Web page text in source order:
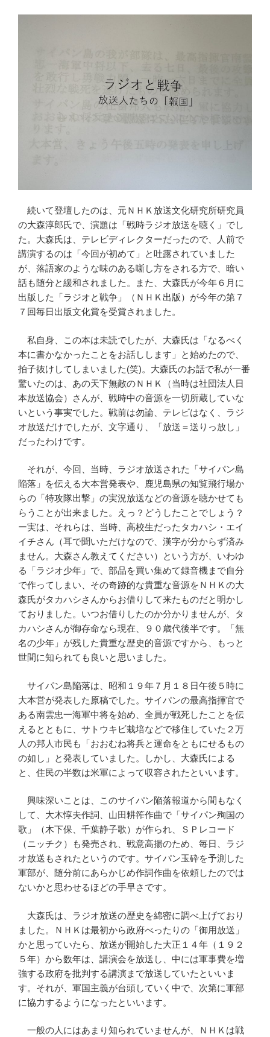
続いて登壇したのは、元ＮＨＫ放送文化研究所研究員
の大森淳郎氏で、演題は「戦時ラジオ放送を聴く」でし
た。大森氏は、テレビディレクターだったので、人前で
講演するのは「今回が初めて」と吐露されていました
が、落語家のような味のある噺し方をされる方で、暗い
話も随分と緩和されました。また、大森氏が今年６月に
出版した「ラジオと戦争」（ＮＨＫ出版）が今年の第７
７回毎日出版文化賞を受賞されました。
私自身、この本は未読でしたが、大森氏は「なるべく
本に書かなかったことをお話しします」と始めたので、
拍子抜けしてしまいました(笑)。大森氏のお話で私が一番
驚いたのは、あの天下無敵のＮＨＫ（当時は社団法人日
本放送協会）さんが、戦時中の音源を一切所蔵していな
いという事実でした。戦前は勿論、テレビはなく、ラジ
オ放送だけでしたが、文字通り、「放送＝送りっ放し」
だったわけです。
それが、今回、当時、ラジオ放送された「サイパン島
陥落」を伝える大本営発表や、鹿児島県の知覧飛行場か
らの「特攻隊出撃」の実況放送などの音源を聴かせても
らうことが出来ました。えっ？どうしたことでしょう？
ー実は、それらは、当時、高校生だったタカハシ・エイ
イチさん（耳で聞いただけなので、漢字が分からず済み
ません。大森さん教えてください）という方が、いわゆ
る「ラジオ少年」で、部品を買い集めて録音機まで自分
で作ってしまい、その奇跡的な貴重な音源をＮＨＫの大
森氏がタカハシさんからお借りして来たものだと明かし
ておりました。いつお借りしたのか分かりませんが、タ
カハシさんが御存命なら現在、９０歳代後半です。「無
名の少年」が残した貴重な歴史的音源ですから、もっと
世間に知られても良いと思いました。
サイパン島陥落は、昭和１９年７月１８日午後５時に
大本営が発表した原稿でした。サイパンの最高指揮官で
ある南雲忠一海軍中将を始め、全員が戦死したことを伝
えるとともに、サトウキビ栽培などで移住していた２万
人の邦人市民も「おおむね将兵と運命をともにせるもの
の如し」と発表していました。しかし、大森氏による
と、住民の半数は米軍によって収容されたといいます。
興味深いことは、このサイパン陥落報道から間もなく
して、大木惇夫作詞、山田耕筰作曲で「サイパン殉国の
歌」（木下保、千葉静子歌）が作られ、ＳＰレコード
（ニッチク）も発売され、戦意高揚のため、毎日、ラジ
オ放送もされたというのです。サイパン玉砕を予測した
軍部が、随分前にあらかじめ作詞作曲を依頼したのでは
ないかと思わせるほどの手早さです。
大森氏は、ラジオ放送の歴史を綿密に調べ上げており
ました。ＮＨＫは最初から政府べったりの「御用放送」
かと思っていたら、放送が開始した大正１４年（１９２
５年）から数年は、講演会を放送し、中には軍事費を増
強する政府を批判する講演まで放送していたといいま
す。それが、軍国主義が台頭していく中で、次第に軍部
に協力するようになったといいます。
一般の人にはあまり知られていませんが、ＮＨＫは戦